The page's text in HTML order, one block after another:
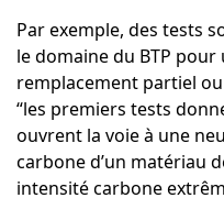
Par exemple, des tests
le domaine du BTP
remplacement partiel
“les premiers tests
ouvrent la voie à une
carbone d’un matériau
intensité carbone